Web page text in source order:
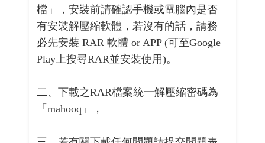
檔」，安裝前請確認手機或電腦內是否
有安裝解壓縮軟體，若沒有的話，請務
必先安裝 RAR 軟體 or APP (可至Google
Play上搜尋RAR並安裝使用)。
二、下載之RAR檔案統一解壓縮密碼為
「mahooq」，